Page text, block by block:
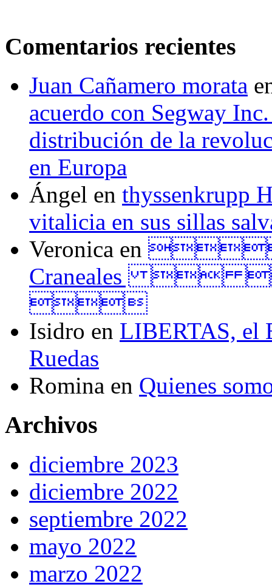
Comentarios recientes
Juan Cañamero morata
acuerdo con Segway
distribución de la
en Europa
Ángel en thyssenkrupp
vitalicia en sus sillas
Veronica en
Craneales 

Isidro en LIBERTAS, el
Ruedas
Romina en Quienes
Archivos
diciembre 2023
diciembre 2022
septiembre 2022
mayo 2022
marzo 2022